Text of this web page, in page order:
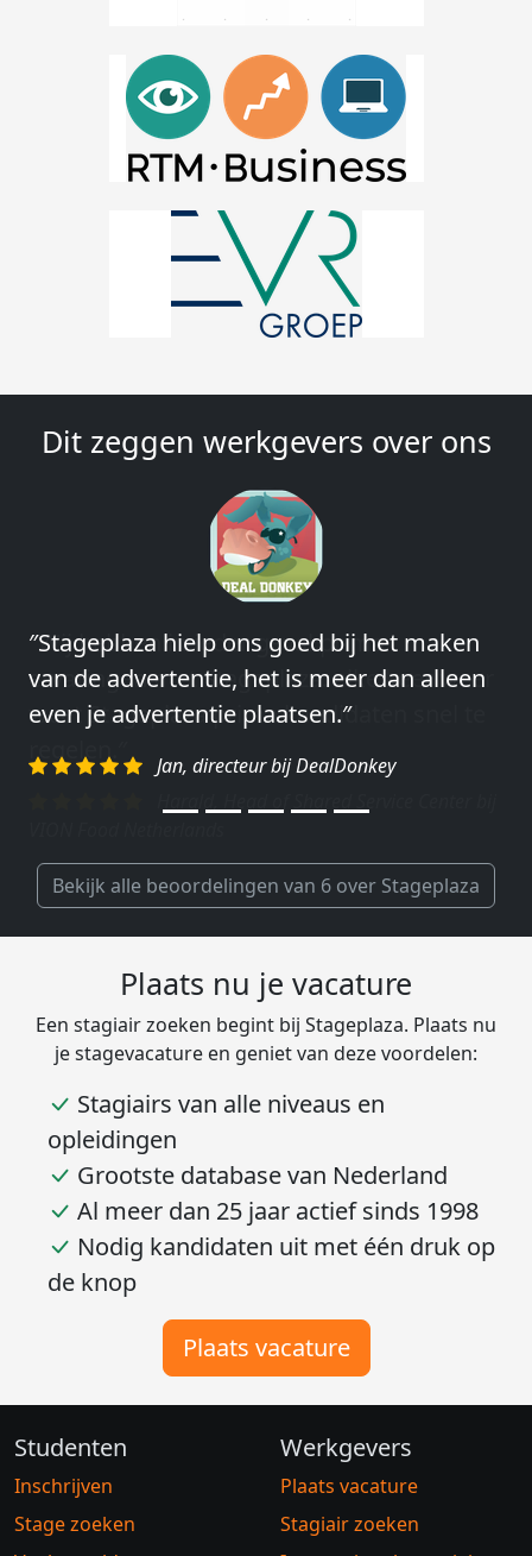
Dit zeggen werkgevers over ons
″Stageplaza hielp ons goed bij het maken
van de advertentie, het is meer dan alleen
even je advertentie plaatsen.″
Jan, directeur bij DealDonkey
″Wij hebben in ieder geval prima
ervaringen met Stageplaza: elke keer weer
weet Stageplaza prima kandidaten snel te
regelen.″
Bekijk alle beoordelingen van 6 over Stageplaza
Plaats nu je vacature
Een stagiair zoeken begint bij Stageplaza. Plaats nu
je stagevacature en geniet van deze voordelen:
Stagiairs van alle niveaus en
opleidingen
Grootste database van Nederland
Al meer dan 25 jaar actief sinds 1998
Nodig kandidaten uit met één druk op
de knop
Plaats vacature
Studenten
Inschrijven
Stage zoeken
Werkgevers
Plaats vacature
Stagiair zoeken